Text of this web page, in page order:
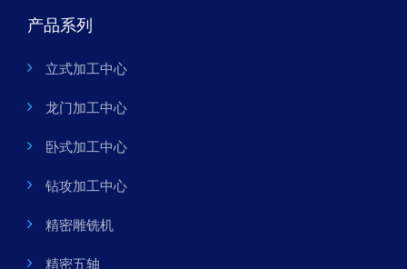
产品系列
立式加工中心
龙门加工中心
卧式加工中心
钻攻加工中心
精密雕铣机
精密五轴